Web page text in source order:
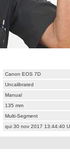
Canon EOS 7D
Uncalibrated
Manual
135 mm
Multi-Segment
qui 30 nov 2017 13:44:40